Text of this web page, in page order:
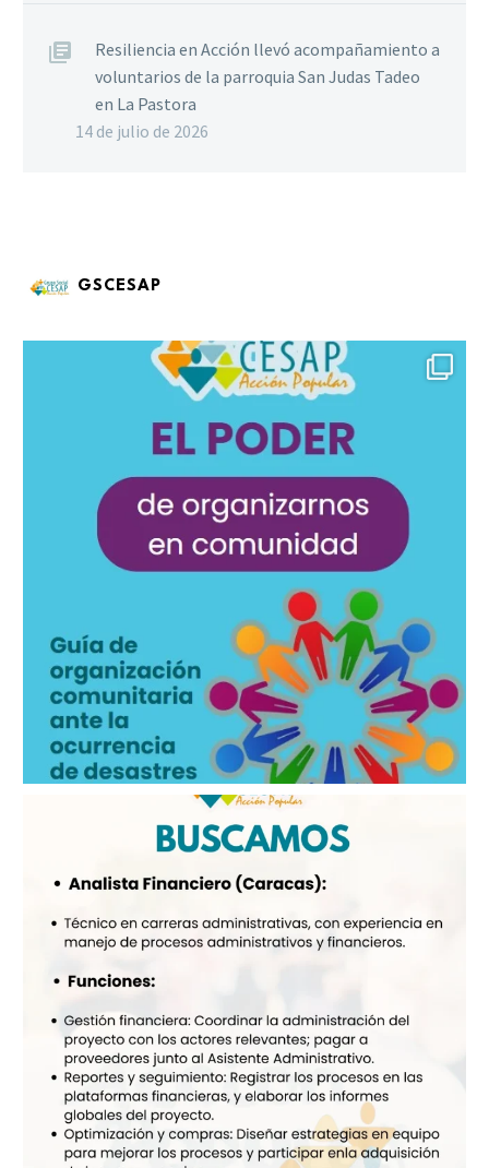
Resiliencia en Acción llevó acompañamiento a
voluntarios de la parroquia San Judas Tadeo
en La Pastora
14 de julio de 2026
GSCESAP